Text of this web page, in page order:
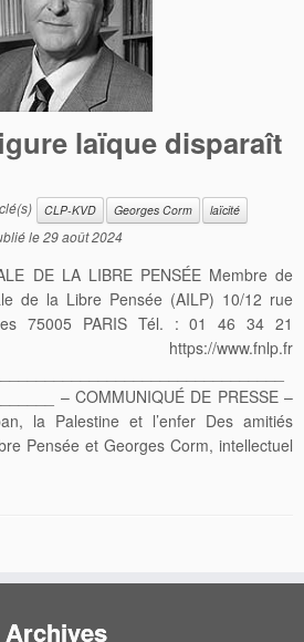
laïque disparaît
CLP-KVD Georges Corm
laïcité
le29 août 2024
DE LA LIBRE PENSÉE Membre de
de la Libre Pensée (AILP) 10/12 rue
75005 PARIS Tél. : 01 46 34 21
https://www.fnlp.fr
– COMMUNIQUÉ DE PRESSE –
la Palestine et l’enfer Des amitiés
Pensée et Georges Corm, intellectuel
Archives